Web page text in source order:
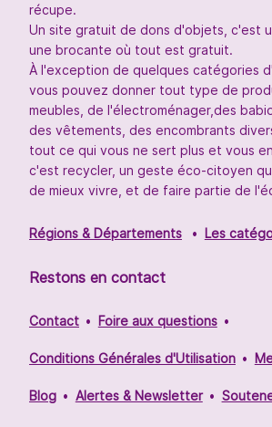
récupe.
Un site gratuit de dons d'objets, c'est
une brocante où tout est gratuit.
À l'exception de quelques catégories
vous pouvez donner tout type de
meubles, de l'électroménager,des
des vêtements, des encombrants
tout ce qui vous ne sert plus et vous
c'est recycler, un geste éco-citoyen
de mieux vivre, et de faire partie de
Régions & Départements Les
Restons en contact
Contact Foire aux questions
Conditions Générales d'Utilisation
Blog Alertes & Newsletter